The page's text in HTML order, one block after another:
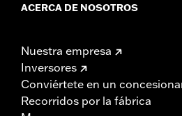
ACERCA DE NOSOTROS
Nuestra empresa
Inversores
Conviértete en un
Recorridos por la fábrica